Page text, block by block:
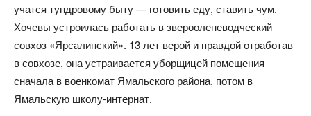
учатся тундровому быту — готовить еду, ставить чум.
Хочевы устроилась работать в зверооленеводческий
совхоз «Ярсалинский». 13 лет верой и правдой отработав
в совхозе, она устраивается уборщицей помещения
сначала в военкомат Ямальского района, потом в
Ямальскую школу-интернат.